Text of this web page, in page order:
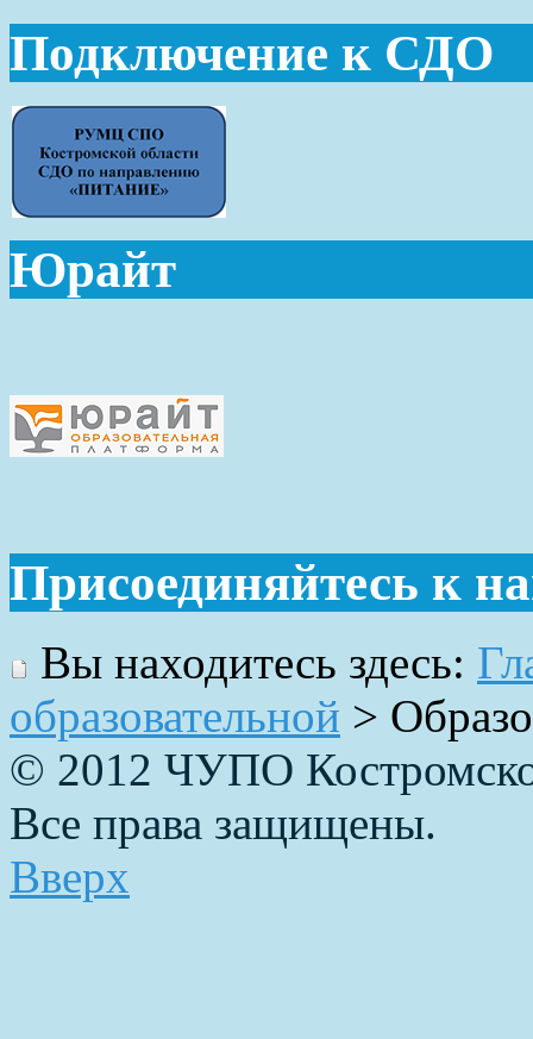
Подключение к СДО
Юрайт
Присоединяйтесь к
Вы находитесь здесь:
образовательной >
© 2012 ЧУПО
Все права защищены.
Вверх